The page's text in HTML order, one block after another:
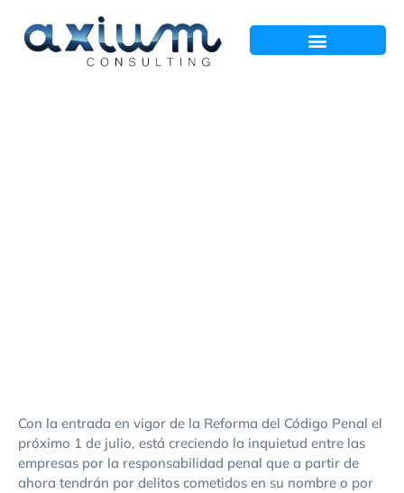
Con la entrada en vigor de la Reforma del Código Penal el
próximo 1 de julio, está creciendo la inquietud entre las
empresas por la responsabilidad penal que a partir de
ahora tendrán por delitos cometidos en su nombre o por